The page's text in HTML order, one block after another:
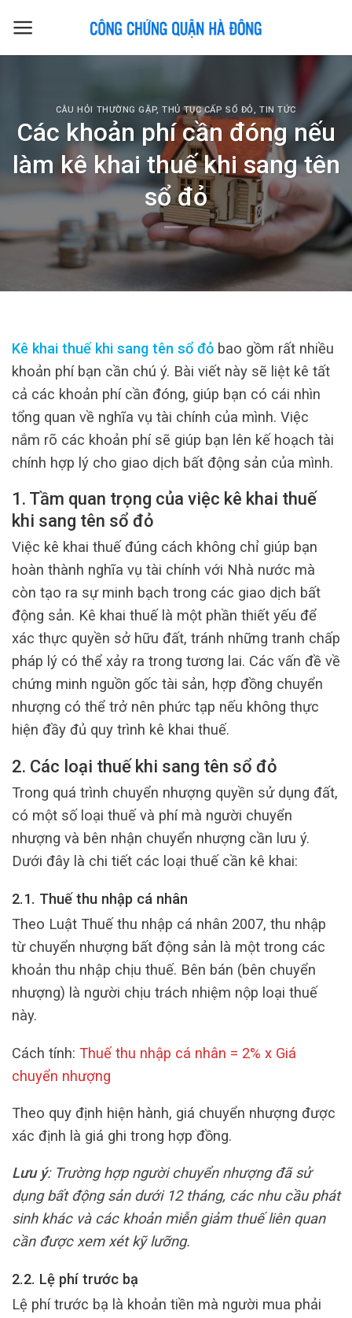
CÂU HỎI THƯỜNG GẶP,THỦ TỤC CẤP SỔ ĐỎ, TIN TỨC
Các khoản phí cần đóng nếu
làm kê khai thuế khi sang tên
sổ đỏ
Kê khai thuế khi sang tên sổ đỏ bao gồm rất nhiều
khoản phí bạn cần chú ý. Bài viết này sẽ liệt kê tất
cả các khoản phí cần đóng, giúp bạn có cái nhìn
tổng quan về nghĩa vụ tài chính của mình. Việc
nắm rõ các khoản phí sẽ giúp bạn lên kế hoạch tài
chính hợp lý cho giao dịch bất động sản của mình.
1. Tầm quan trọng của việc kê khai thuế
khi sang tên sổ đỏ
Việc kê khai thuế đúng cách không chỉ giúp bạn
hoàn thành nghĩa vụ tài chính với Nhà nước mà
còn tạo ra sự minh bạch trong các giao dịch bất
động sản. Kê khai thuế là một phần thiết yếu để
xác thực quyền sở hữu đất, tránh những tranh chấp
pháp lý có thể xảy ra trong tương lai. Các vấn đề về
chứng minh nguồn gốc tài sản, hợp đồng chuyển
nhượng có thể trở nên phức tạp nếu không thực
hiện đầy đủ quy trình kê khai thuế.
2. Các loại thuế khi sang tên sổ đỏ
Trong quá trình chuyển nhượng quyền sử dụng đất,
có một số loại thuế và phí mà người chuyển
nhượng và bên nhận chuyển nhượng cần lưu ý.
Dưới đây là chi tiết các loại thuế cần kê khai:
2.1. Thuế thu nhập cá nhân
Theo Luật Thuế thu nhập cá nhân 2007, thu nhập
từ chuyển nhượng bất động sản là một trong các
khoản thu nhập chịu thuế. Bên bán (bên chuyển
nhượng) là người chịu trách nhiệm nộp loại thuế
này.
Cách tính: Thuế thu nhập cá nhân = 2% x Giá
chuyển nhượng
Theo quy định hiện hành, giá chuyển nhượng được
xác định là giá ghi trong hợp đồng.
Lưu ý: Trường hợp người chuyển nhượng đã sử
dụng bất động sản dưới 12 tháng, các nhu cầu phát
sinh khác và các khoản miễn giảm thuế liên quan
cần được xem xét kỹ lưỡng.
2.2. Lệ phí trước bạ
Lệ phí trước bạ là khoản tiền mà người mua phải